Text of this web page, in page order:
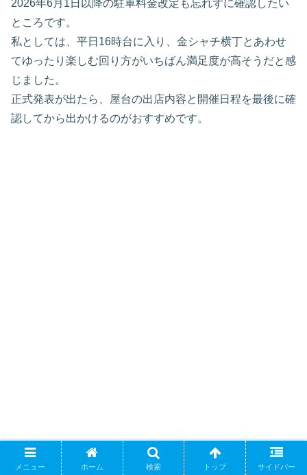
2026年6月1日以降の駐車料金改定も忘れずに確認したい
ところです。
私としては、平日16時台に入り、金シャチ横丁とあわせ
てゆったり楽しむ回り方がいちばん満足度が高そうだと感
じました。
正式発表が出たら、屋台の出店内容と開催日程を最後に確
認してから出かけるのがおすすめです。
メニュー ホーム 検索 トップ サイドバー